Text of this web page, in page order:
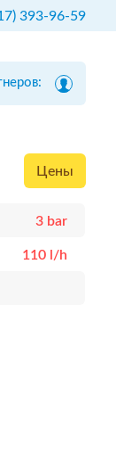
393-96-59
Цены
3 bar
110 l/h